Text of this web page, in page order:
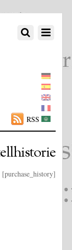
RSS
[purchase_history]